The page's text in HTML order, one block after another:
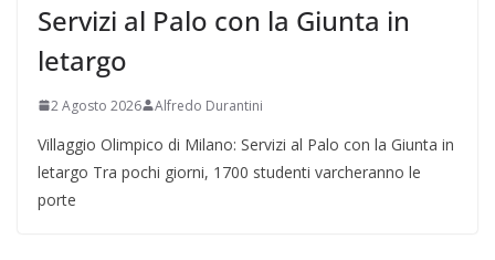
Servizi al Palo con la Giunta in
letargo
2 Agosto 2026 Alfredo Durantini
Villaggio Olimpico di Milano: Servizi al Palo con la Giunta in
letargo Tra pochi giorni, 1700 studenti varcheranno le
porte